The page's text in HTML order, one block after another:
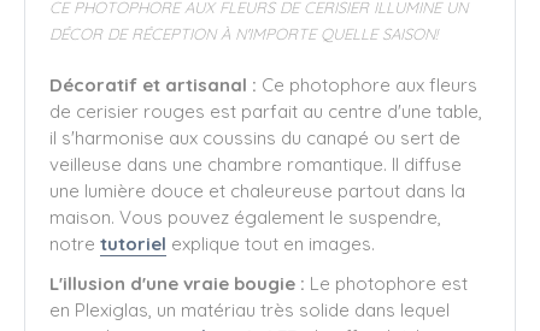
CE PHOTOPHORE AUX FLEURS DE CERISIER ILLUMINE UN
DÉCOR DE RÉCEPTION À N'IMPORTE QUELLE SAISON!
Décoratif et artisanal : Ce photophore aux fleurs
de cerisier rouges est parfait au centre d'une table,
il s'harmonise aux coussins du canapé ou sert de
veilleuse dans une chambre romantique. Il diffuse
une lumière douce et chaleureuse partout dans la
maison. Vous pouvez également le suspendre,
notre tutoriel explique tout en images.
L'illusion d'une vraie bougie : Le photophore est
en Plexiglas, un matériau très solide dans lequel